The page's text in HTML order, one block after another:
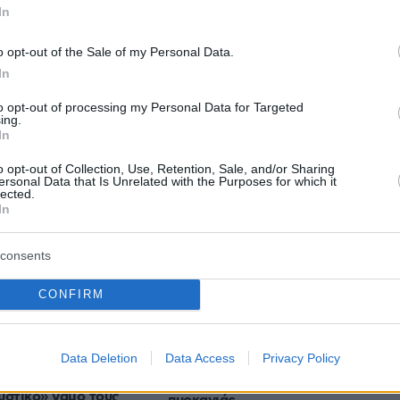
opt-out of the Sale of my Personal Data.
opt-out of processing my Personal Data for Targeted
opt-out of Collection, Use, Retention, Sale, and/or Sharing
Data that Is Unrelated with the Purposes for which it
CONFIRM
Data Deletion Data Access Privacy Policy
protothema.gr στο Google News και μάθετε πρώτοι όλες
Ειδήσειςαπό την Ελλάδα και τον Κόσμο, τη
στοProtothema.gr
περιοχές της Χαλκιδικής λόγω